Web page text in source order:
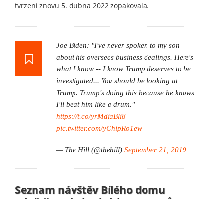
tvrzení znovu 5. dubna 2022 zopakovala.
Joe Biden: "I've never spoken to my son
about his overseas business dealings. Here's
what I know -- I know Trump deserves to be
investigated... You should be looking at
Trump. Trump's doing this because he knows
I'll beat him like a drum."
https://t.co/yrMdiaBli8
pic.twitter.com/yGhipRo1ew
— The Hill (@thehill) September 21, 2019
Seznam návštěv Bílého domu